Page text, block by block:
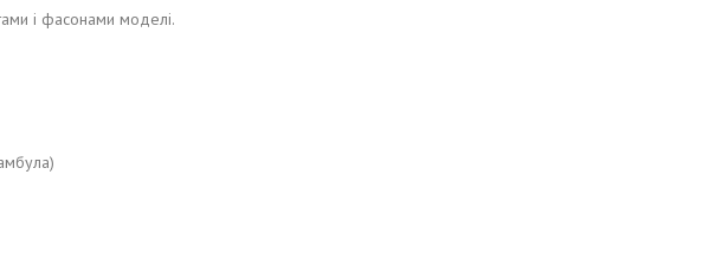
і фасонами моделі.